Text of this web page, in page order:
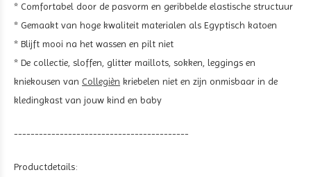
* Comfortabel door de pasvorm en geribbelde elastische structuur
* Gemaakt van hoge kwaliteit materialen als Egyptisch katoen
* Blijft mooi na het wassen en pilt niet
* De collectie, sloffen, glitter maillots, sokken, leggings en
kniekousen van Collegièn kriebelen niet en zijn onmisbaar in de
kledingkast van jouw kind en baby
------------------------------------------
Productdetails: